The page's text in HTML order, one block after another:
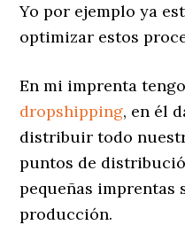
Yo por ejemplo ya
optimizar estos
En mi imprenta
dropshipping, en él
distribuir todo
puntos de
pequeñas imprentas
producción.